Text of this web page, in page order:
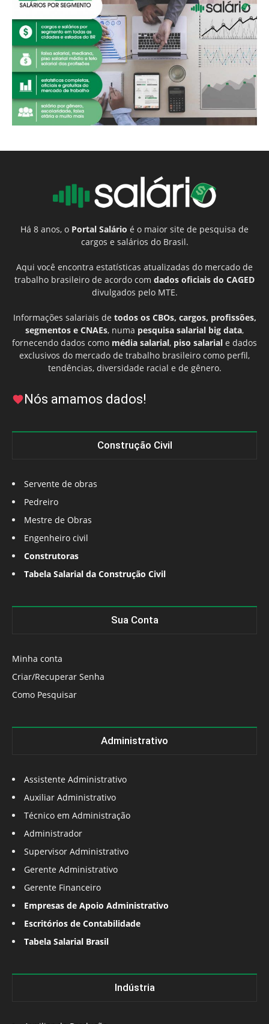
Há 8 anos, o Portal Salário é o maior site de pesquisa de
cargos e salários do Brasil.
Aqui você encontra estatísticas atualizadas do mercado de
trabalho brasileiro de acordo com dados oficiais do CAGED
divulgados pelo MTE.
Informações salariais de todos os CBOs, cargos, profissões,
segmentos e CNAEs, numa pesquisa salarial big data,
fornecendo dados como média salarial, piso salarial e dados
exclusivos do mercado de trabalho brasileiro como perfil,
tendências, diversidade racial e de gênero.
Nós amamos dados!
Construção Civil
Servente de obras
Pedreiro
Mestre de Obras
Engenheiro civil
Construtoras
Tabela Salarial da Construção Civil
Sua Conta
Minha conta
Criar/Recuperar Senha
Como Pesquisar
Administrativo
Assistente Administrativo
Auxiliar Administrativo
Técnico em Administração
Administrador
Supervisor Administrativo
Gerente Administrativo
Gerente Financeiro
Empresas de Apoio Administrativo
Escritórios de Contabilidade
Tabela Salarial Brasil
Indústria